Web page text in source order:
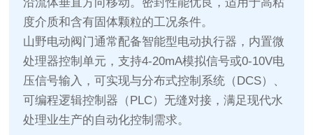
沿流体垂直方向移动。密封性能优良，适用于高粘
度介质和含有固体颗粒的工况条件。
山野电动阀门通常配备智能型电动执行器，内置微
处理器控制单元，支持4-20mA模拟信号或0-10V电
压信号输入，可实现与分布式控制系统（DCS）、
可编程逻辑控制器（PLC）无缝对接，满足现代水
处理业生产的自动化控制需求。